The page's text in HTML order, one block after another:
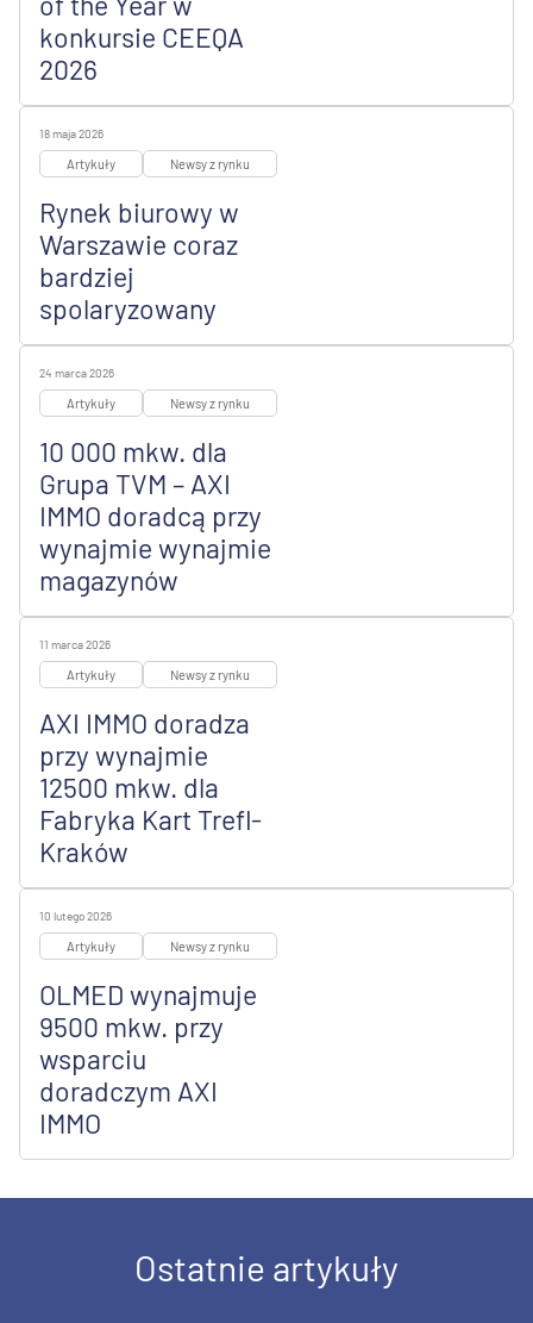
konkursie CEEQA
2026
18 maja 2026
Artykuły Newsy z rynku
Rynek biurowy w
Warszawie coraz
bardziej
spolaryzowany
24 marca 2026
Artykuły Newsy z rynku
10 000 mkw. dla
Grupa TVM – AXI
IMMO doradcą przy
wynajmie wynajmie
magazynów
11 marca 2026
Artykuły Newsy z rynku
AXI IMMO doradza
przy wynajmie
12500 mkw. dla
Fabryka Kart Trefl-
Kraków
10 lutego 2026
Artykuły Newsy z rynku
OLMED wynajmuje
9500 mkw. przy
wsparciu
doradczym AXI
IMMO
Ostatnie artykuły